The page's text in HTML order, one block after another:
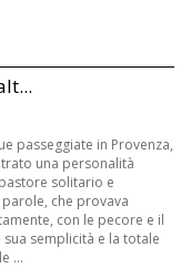
passeggiate in Provenza,
una personalità
solitario e
che provava
con le pecore e il
semplicità e la totale
...